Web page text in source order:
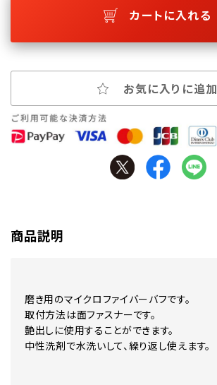
カートに入れる
お気に入りに追加
商品説明
磨き用のマイクロファイバーバフです。
取付方法は面ファスナーです。
艶出しに使用することができます。
中性洗剤で水洗いして、繰り返し使えます。